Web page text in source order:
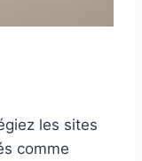
les sites
comme